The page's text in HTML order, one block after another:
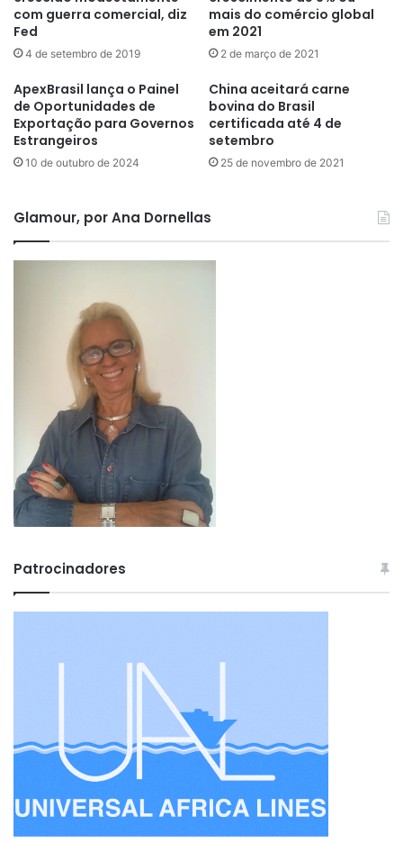
com guerra comercial, diz
Fed
4 de setembro de 2019
mais do comércio global
em 2021
2 de março de 2021
ApexBrasil lança o Painel
de Oportunidades de
Exportação para Governos
Estrangeiros
10 de outubro de 2024
China aceitará carne
bovina do Brasil
certificada até 4 de
setembro
25 de novembro de 2021
Glamour, por Ana Dornellas
Patrocinadores